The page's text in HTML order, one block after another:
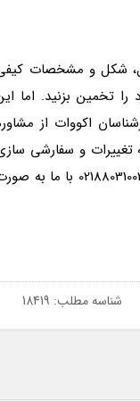
شکل و مشخصات
تخمین بزنید. اما
اکووات از
تغییرات و سفارشی
های دلخواهتان مشاهده بفرمایید. برای ارتباط با کارشناسان اکووات تنها کافی است که از طریق شماره 02188031002
شناسه مطلب: 18419